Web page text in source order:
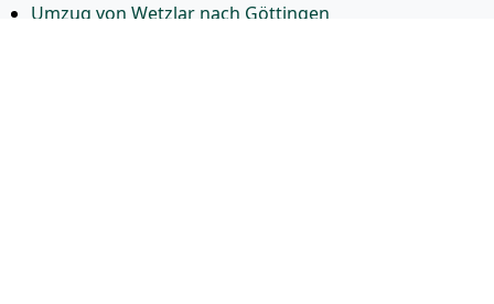
Umzug von Wetzlar nach Göttingen